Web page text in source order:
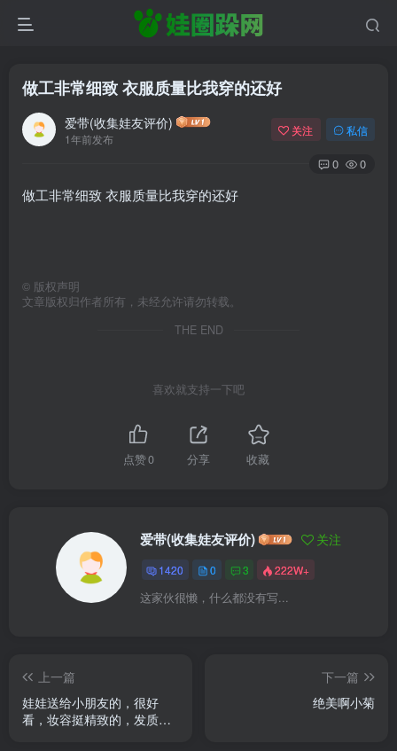
做工非常细致 衣服质量比我穿的还好
爱带(收集娃友评价)
1年前发布
关注 私信
0 0
做工非常细致 衣服质量比我穿的还好
© 版权声明
文章版权归作者所有，未经允许请勿转载。
THE END
喜欢就支持一下吧
点赞0 分享 收藏
爱带(收集娃友评价) 关注
1420 0 3 222W+
这家伙很懒，什么都没有写...
上一篇
娃娃送给小朋友的，很好
看，妆容挺精致的，发质也
下一篇
绝美啊小菊